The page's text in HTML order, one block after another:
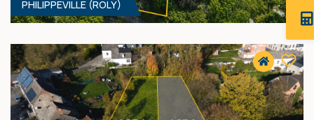
25 000 € HF*
PHILIPPEVILLE (ROLY)